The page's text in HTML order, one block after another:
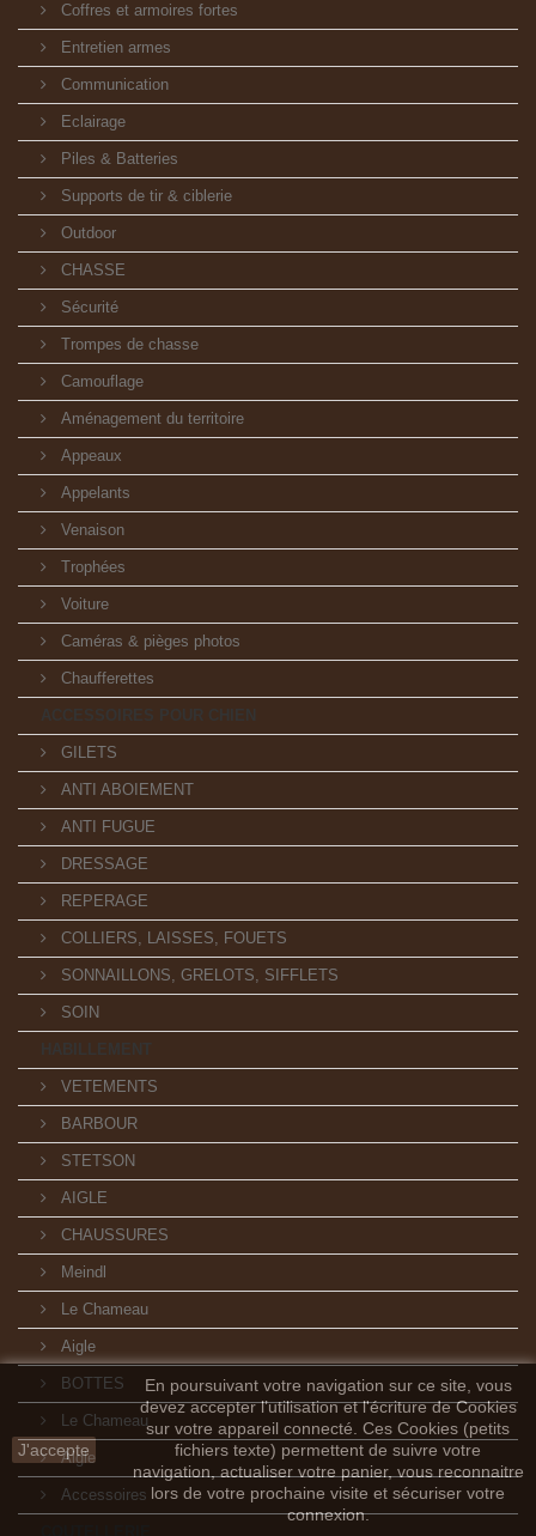
Coffres et armoires fortes
Entretien armes
Communication
Eclairage
Piles & Batteries
Supports de tir & ciblerie
Outdoor
CHASSE
Sécurité
Trompes de chasse
Camouflage
Aménagement du territoire
Appeaux
Appelants
Venaison
Trophées
Voiture
Caméras & pièges photos
Chaufferettes
ACCESSOIRES POUR CHIEN
GILETS
ANTI ABOIEMENT
ANTI FUGUE
DRESSAGE
REPERAGE
COLLIERS, LAISSES, FOUETS
SONNAILLONS, GRELOTS, SIFFLETS
SOIN
HABILLEMENT
VETEMENTS
BARBOUR
STETSON
AIGLE
CHAUSSURES
Meindl
Le Chameau
Aigle
BOTTES
Le Chameau
Aigle
Accessoires
J'accepte
En poursuivant votre navigation sur ce site, vous
devez accepter l’utilisation et l'écriture de Cookies
sur votre appareil connecté. Ces Cookies (petits
fichiers texte) permettent de suivre votre
navigation, actualiser votre panier, vous reconnaitre
lors de votre prochaine visite et sécuriser votre
connexion.